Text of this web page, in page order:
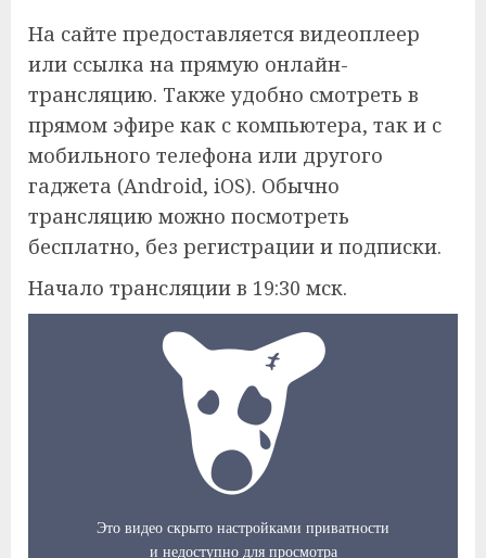
На сайте предоставляется видеоплеер
или ссылка на прямую онлайн-
трансляцию. Также удобно смотреть в
прямом эфире как с компьютера, так и с
мобильного телефона или другого
гаджета (Android, iOS). Обычно
трансляцию можно посмотреть
бесплатно, без регистрации и подписки.
Начало трансляции в 19:30 мск.